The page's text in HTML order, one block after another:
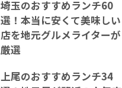
埼玉のおすすめランチ60
選！本当に安くて美味しい
店を地元グルメライターが
厳選
上尾のおすすめランチ34